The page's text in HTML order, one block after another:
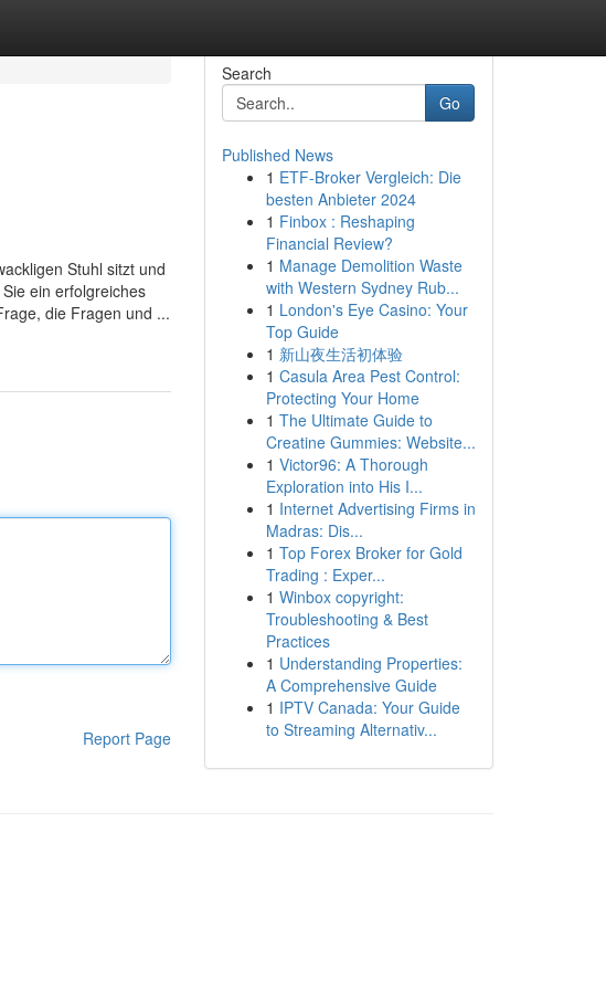
Stuhl sitzt und
ein erfolgreiches
die Fragen und ...
Report Page
Search
Go
Published News
1 ETF-Broker Vergleich: Die
besten Anbieter 2024
1 Finbox : Reshaping
Financial Review?
1 Manage Demolition Waste
with Western Sydney Rub...
1 London's Eye Casino: Your
Top Guide
1 新山夜生活初体验
1 Casula Area Pest Control:
Protecting Your Home
1 The Ultimate Guide to
Creatine Gummies: Website...
1 Victor96: A Thorough
Exploration into His I...
1 Internet Advertising Firms in
Madras: Dis...
1 Top Forex Broker for Gold
Trading : Exper...
1 Winbox copyright:
Troubleshooting & Best
Practices
1 Understanding Properties:
A Comprehensive Guide
1 IPTV Canada: Your Guide
to Streaming Alternativ...